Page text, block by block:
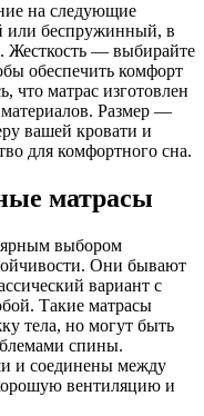
на следующие
беспружинный, в
Жесткость — выбирайте
обеспечить комфорт
что матрас изготовлен
Размер —
вашей кровати и
для комфортного сна.
матрасы
выбором
Они бывают
вариант с
Такие матрасы
тела, но могут быть
спины.
и соединены между
вентиляцию и